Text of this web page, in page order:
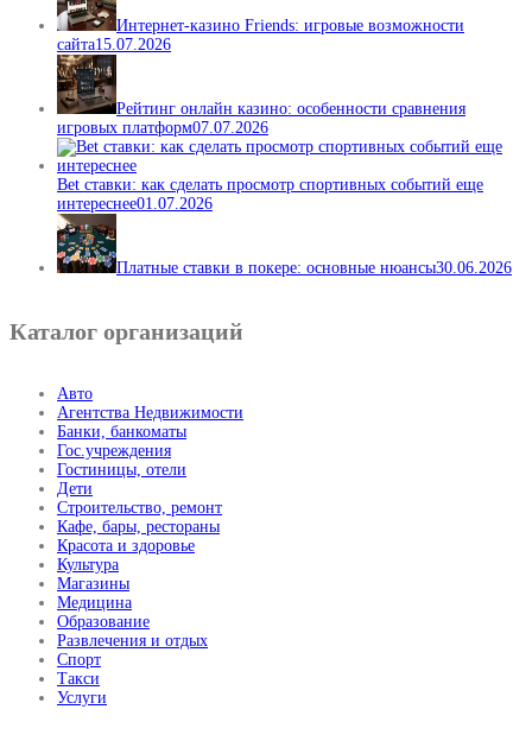
Интернет-казино Friends: игровые возможности
сайта15.07.2026
Рейтинг онлайн казино: особенности сравнения
игровых платформ07.07.2026
Bet ставки: как сделать просмотр спортивных событий еще
интереснее01.07.2026
Платные ставки в покере: основные нюансы30.06.2026
Каталог организаций
Авто
Агентства Недвижимости
Банки, банкоматы
Гос.учреждения
Гостиницы, отели
Дети
Строительство, ремонт
Кафе, бары, рестораны
Красота и здоровье
Культура
Магазины
Медицина
Образование
Развлечения и отдых
Спорт
Такси
Услуги